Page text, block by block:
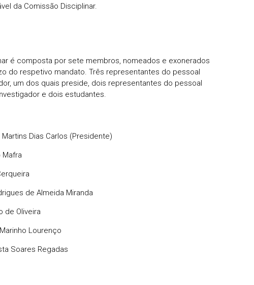
da Comissão Disciplinar.
é composta por sete membros, nomeados e exonerados
do respetivo mandato. Três representantes do pessoal
um dos quais preside, dois representantes do pessoal
e dois estudantes.
Dias Carlos (Presidente)
Mafra
de Almeida Miranda
de Oliveira
Lourenço
Soares Regadas